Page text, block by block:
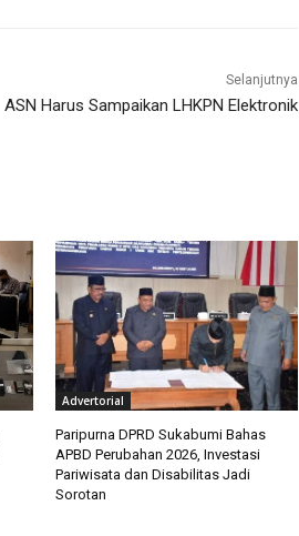
Selanjutnya
ASN Harus Sampaikan LHKPN Elektronik
Advertorial
Paripurna DPRD Sukabumi Bahas
APBD Perubahan 2026, Investasi
Pariwisata dan Disabilitas Jadi
Sorotan